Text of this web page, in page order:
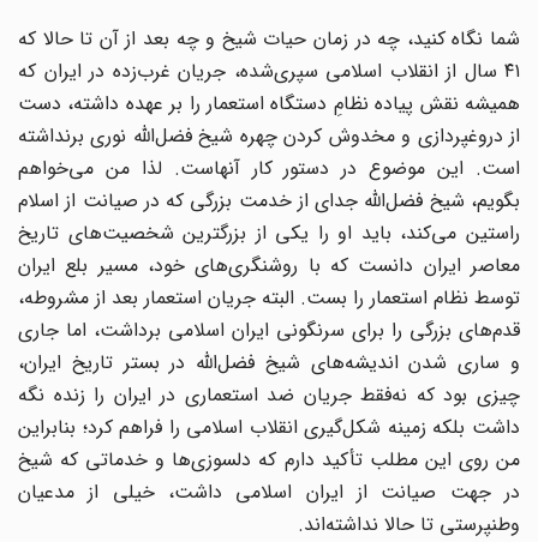
شما نگاه کنید، چه در زمان حیات شیخ و چه بعد از آن تا حالا که
۴۱ سال از انقلاب اسلامی سپری‌شده، جریان غرب‌زده در ایران که
همیشه نقش پیاده نظامِ دستگاه استعمار را بر عهده داشته، دست
از دروغپردازی و مخدوش کردن چهره شیخ فضل‌الله نوری برنداشته
است. این موضوع در دستور کار آنهاست. لذا من می‌خواهم
بگویم، شیخ فضل‌الله جدای از خدمت بزرگی که در صیانت از اسلام
راستین می‌کند، باید او را یکی از بزرگترین شخصیت‌های تاریخ
معاصر ایران دانست که با روشنگری‌های خود، مسیر بلع ایران
توسط نظام استعمار را بست. البته جریان استعمار بعد از مشروطه،
قدم‌های بزرگی را برای سرنگونی ایران اسلامی برداشت، اما جاری
و ساری شدن اندیشه‌های شیخ فضل‌الله در بستر تاریخ ایران،
چیزی بود که نه‌فقط جریان ضد استعماری در ایران را زنده نگه
داشت بلکه زمینه شکل‌گیری انقلاب اسلامی را فراهم کرد؛ بنابراین
من روی این مطلب تأکید دارم که دلسوزی‌ها و خدماتی که شیخ
در جهت صیانت از ایران اسلامی داشت، خیلی از مدعیان
وطنپرستی تا حالا نداشته‌اند.